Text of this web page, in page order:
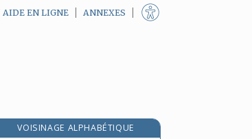
AIDE EN LIGNE ANNEXES
VOISINAGE ALPHABÉTIQUE
pignoné, ée, adj.[5eédition]